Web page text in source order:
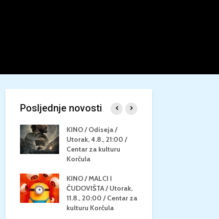
Posljednje novosti
KINO / Odiseja /
Utorak, 4.8., 21:00 /
Centar za kulturu
Korčula
KINO / MALCI I
ČUDOVIŠTA / Utorak,
11.8., 20:00 / Centar za
kulturu Korčula